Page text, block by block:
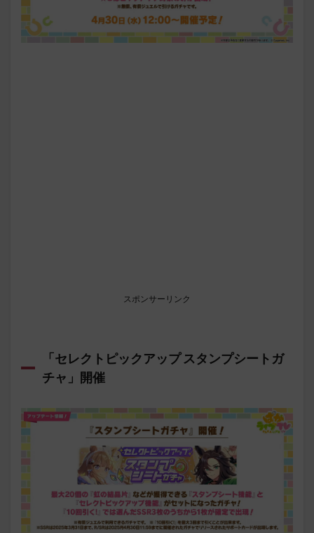
スポンサーリンク
「セレクトピックアップ スタンプシートガ
チャ」開催